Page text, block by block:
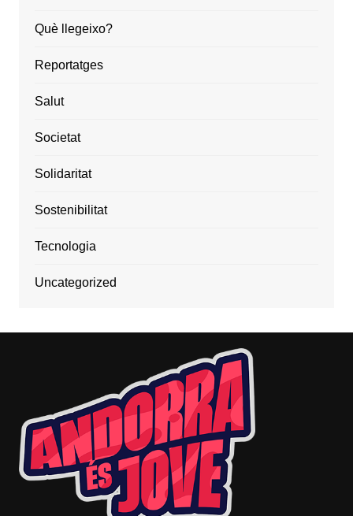
Què llegeixo?
Reportatges
Salut
Societat
Solidaritat
Sostenibilitat
Tecnologia
Uncategorized